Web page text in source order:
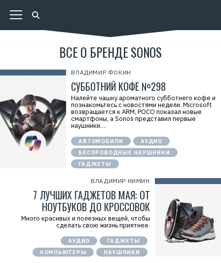
ВСЕ О БРЕНДЕ SONOS
ВЛАДИМИР ФОКИН
СУББОТНИЙ КОФЕ №298
Налейте чашку ароматного субботнего кофе и
познакомьтесь с новостями недели. Microsoft
возвращается к ARM, POCO показал новые
смартфоны, а Sonos представил первые
наушники…
АВТОМОБИЛИ
АУДИО
БЕСПРОВОДНЫЕ НАУШНИКИ
ГАДЖЕТЫ
ВЛАДИМИР НИМИН
7 ЛУЧШИХ ГАДЖЕТОВ МАЯ: ОТ
НОУТБУКОВ ДО КРОССОВОК
Много красивых и полезных вещей, чтобы
сделать свою жизнь приятнее.
АУДИО
ГАДЖЕТЫ
КОМПЬЮТЕРЫ
НАУШНИКИ